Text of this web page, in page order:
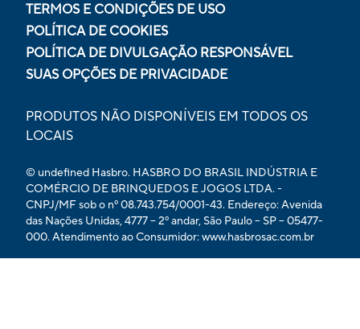
TERMOS E CONDIÇÕES DE USO
POLÍTICA DE COOKIES
POLÍTICA DE DIVULGAÇÃO RESPONSÁVEL
SUAS OPÇÕES DE PRIVACIDADE
PRODUTOS NÃO DISPONÍVEIS EM TODOS OS
LOCAIS
© undefined Hasbro. HASBRO DO BRASIL INDÚSTRIA E
COMÉRCIO DE BRINQUEDOS E JOGOS LTDA. -
CNPJ/MF sob o nº 08.743.754/0001-43. Endereço: Avenida
das Nações Unidas, 4777 – 2º andar, São Paulo – SP – 05477-
000. Atendimento ao Consumidor: www.hasbrosac.com.br